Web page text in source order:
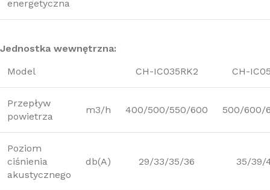
energetyczna
Jednostka wewnętrzna:
Model
CH-IC035RK2 CH-
Przepływ
powietrza
m3/h 400/500/550/600 500/600/
Poziom
ciśnienia
akustycznego
db(A) 29/33/35/36 35/39/